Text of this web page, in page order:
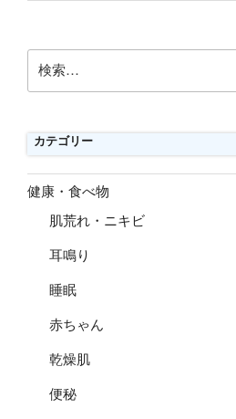
索:
カテゴリー
健康・食べ物
肌荒れ・ニキビ
耳鳴り
睡眠
赤ちゃん
乾燥肌
便秘